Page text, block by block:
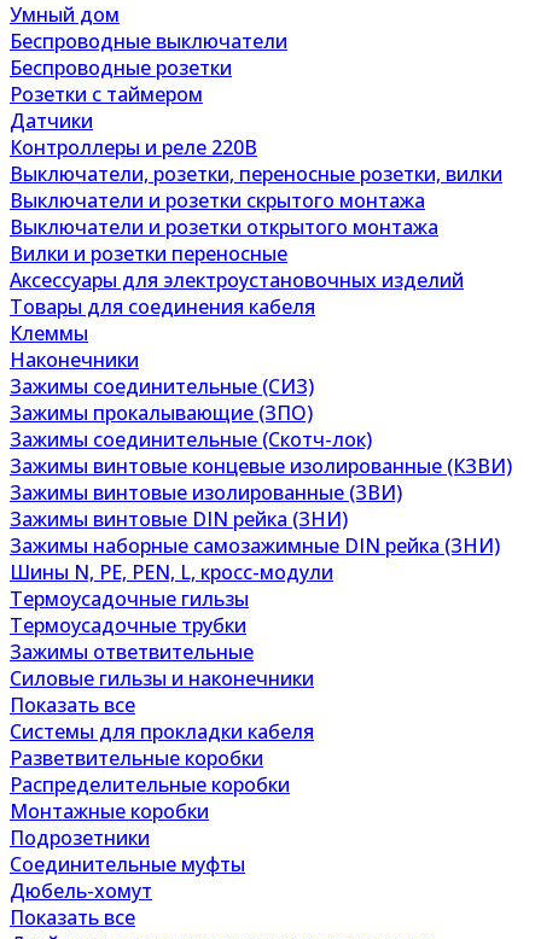
Умный дом
Беспроводные выключатели
Беспроводные розетки
Розетки с таймером
Датчики
Контроллеры и реле 220В
Выключатели, розетки, переносные розетки, вилки
Выключатели и розетки скрытого монтажа
Выключатели и розетки открытого монтажа
Вилки и розетки переносные
Аксессуары для электроустановочных изделий
Товары для соединения кабеля
Клеммы
Наконечники
Зажимы соединительные (СИЗ)
Зажимы прокалывающие (ЗПО)
Зажимы соединительные (Скотч-лок)
Зажимы винтовые концевые изолированные (КЗВИ)
Зажимы винтовые изолированные (ЗВИ)
Зажимы винтовые DIN рейка (ЗНИ)
Зажимы наборные самозажимные DIN рейка (ЗНИ)
Шины N, PE, PEN, L, кросс-модули
Термоусадочные гильзы
Термоусадочные трубки
Зажимы ответвительные
Силовые гильзы и наконечники
Показать все
Системы для прокладки кабеля
Разветвительные коробки
Распределительные коробки
Монтажные коробки
Подрозетники
Соединительные муфты
Дюбель-хомут
Показать все